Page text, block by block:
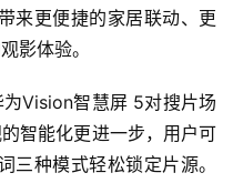
来更便捷的家居联动、更
影体验。
Vision智慧屏 5对搜片场
智能化更进一步，用户可
三种模式轻松锁定片源。